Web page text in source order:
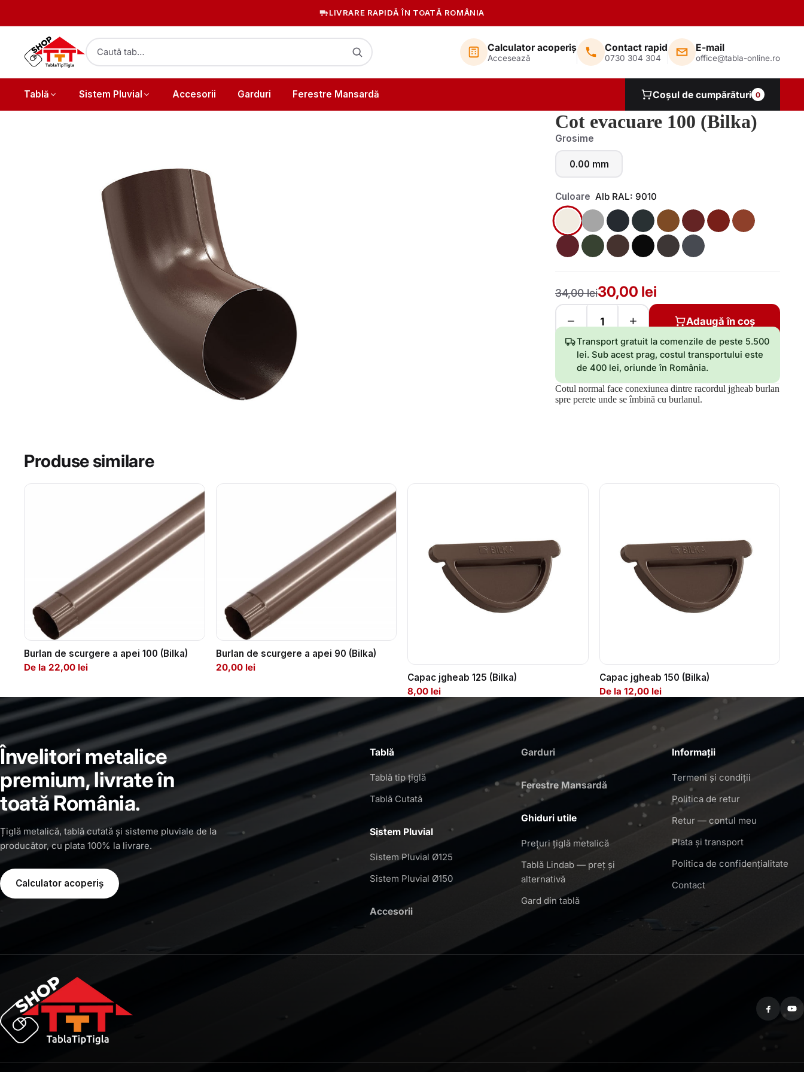
LIVRARE RAPIDĂ ÎN TOATĂ ROMÂNIA
PLATA 100% LA LIVRARE
Calculator acoperiș
Accesează
Contact rapid
0730 304 304
E-mail
office@tabla-online.ro
Tablă Sistem Pluvial Accesorii Garduri Ferestre Mansardă Coșul de cumpărături 0
Cot evacuare 100 (Bilka)
Grosime
0.00 mm
Culoare Alb RAL: 9010
34,00 lei30,00 lei
− + Adaugă în coș
Transport gratuit la comenzile de peste 5.500
lei. Sub acest prag, costul transportului este
de 400 lei, oriunde în România.
Cotul normal face conexiunea dintre racordul jgheab burlan
spre perete unde se îmbină cu burlanul.
Produse similare
Burlan de scurgere a apei 100 (Bilka)
De la 22,00 lei
Burlan de scurgere a apei 90 (Bilka)
20,00 lei
Capac jgheab 125 (Bilka)
8,00 lei
Capac jgheab 150 (Bilka)
De la 12,00 lei
Învelitori metalice
premium, livrate în
toată România.
Țiglă metalică, tablă cutată și sisteme pluviale de la
producător, cu plata 100% la livrare.
Calculator acoperiș
Tablă
Tablă tip țiglă
Tablă Cutată
Sistem Pluvial
Sistem Pluvial Ø125
Sistem Pluvial Ø150
Accesorii
Garduri
Ferestre Mansardă
Ghiduri utile
Prețuri țiglă metalică
Tablă Lindab — preț și
alternativă
Gard din tablă
Informații
Termeni și condiții
Politica de retur
Retur — contul meu
Plata și transport
Politica de confidențialitate
Contact